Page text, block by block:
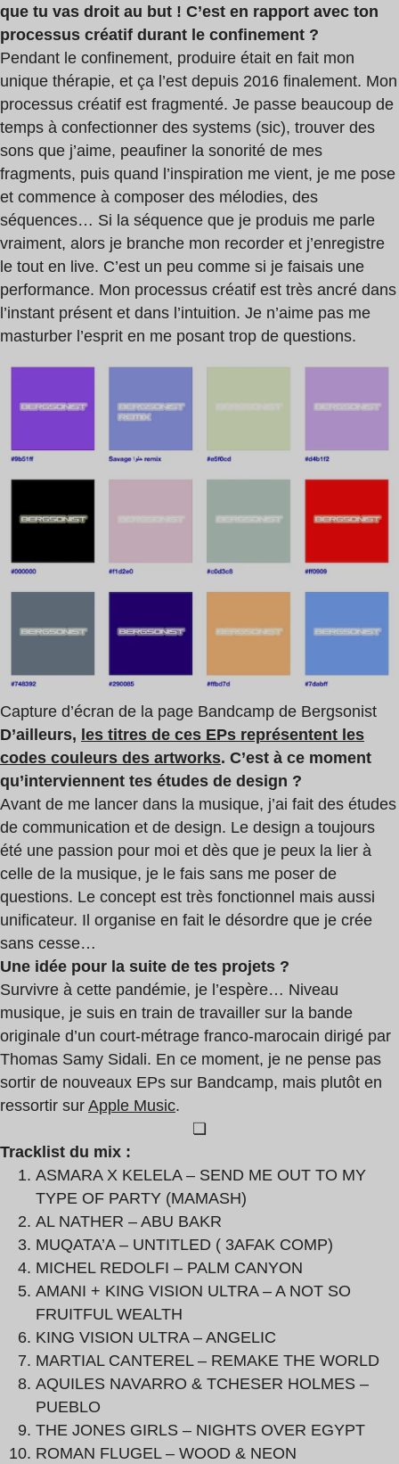
que tu vas droit au but ! C’est en rapport avec ton
processus créatif durant le confinement ?
Pendant le confinement, produire était en fait mon
unique thérapie, et ça l’est depuis 2016 finalement. Mon
processus créatif est fragmenté. Je passe beaucoup de
temps à confectionner des systems (sic), trouver des
sons que j’aime, peaufiner la sonorité de mes
fragments, puis quand l’inspiration me vient, je me pose
et commence à composer des mélodies, des
séquences… Si la séquence que je produis me parle
vraiment, alors je branche mon recorder et j’enregistre
le tout en live. C’est un peu comme si je faisais une
performance. Mon processus créatif est très ancré dans
l’instant présent et dans l’intuition. Je n’aime pas me
masturber l’esprit en me posant trop de questions.
Capture d’écran de la page Bandcamp de Bergsonist
D’ailleurs, les titres de ces EPs représentent les
codes couleurs des artworks. C’est à ce moment
qu’interviennent tes études de design ?
Avant de me lancer dans la musique, j’ai fait des études
de communication et de design. Le design a toujours
été une passion pour moi et dès que je peux la lier à
celle de la musique, je le fais sans me poser de
questions. Le concept est très fonctionnel mais aussi
unificateur. Il organise en fait le désordre que je crée
sans cesse…
Une idée pour la suite de tes projets ?
Survivre à cette pandémie, je l’espère… Niveau
musique, je suis en train de travailler sur la bande
originale d’un court-métrage franco-marocain dirigé par
Thomas Samy Sidali. En ce moment, je ne pense pas
sortir de nouveaux EPs sur Bandcamp, mais plutôt en
ressortir sur Apple Music.
❏
Tracklist du mix :
ASMARA X KELELA – SEND ME OUT TO MY
TYPE OF PARTY (MAMASH)
AL NATHER – ABU BAKR
MUQATA’A – UNTITLED ( 3AFAK COMP)
MICHEL REDOLFI – PALM CANYON
AMANI + KING VISION ULTRA – A NOT SO
FRUITFUL WEALTH
KING VISION ULTRA – ANGELIC
MARTIAL CANTEREL – REMAKE THE WORLD
AQUILES NAVARRO & TCHESER HOLMES –
PUEBLO
THE JONES GIRLS – NIGHTS OVER EGYPT
ROMAN FLUGEL – WOOD & NEON